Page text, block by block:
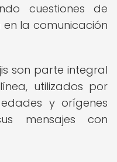
cuestiones de
en la comunicación
son parte integral
utilizados por
y orígenes
mensajes con